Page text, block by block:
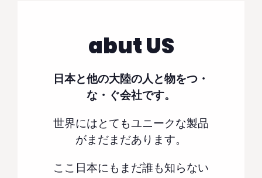
abut US
日本と他の大陸の人と物をつ・
な・ぐ会社です。
世界にはとてもユニークな製品
がまだまだあります。
ここ日本にもまだ誰も知らない